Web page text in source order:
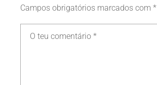
Campos obrigatórios marcados com*